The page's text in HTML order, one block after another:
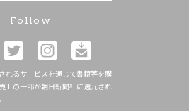
Follow
れるサービスを通じて書籍等を購
上の一部が朝日新聞社に還元され